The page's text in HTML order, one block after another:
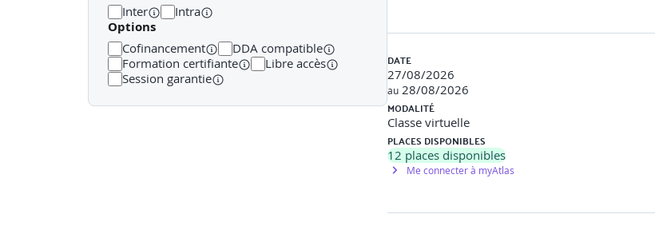
Politiques, chartes et comité de sécurité
Culture sécurité : sensibilisation et exemplarité du management
Budget, arbitrages et priorisation
Réglementations et standards (NIS2, RGPD, ISO 27001, NIST CSF)
Inter Intra
Options
Cofinancement
DDA compatible
Formation certifiante
Libre accès
Session garantie
DATE
27/08/2026
au 28/08/2026
MODALITÉ
Classe virtuelle
PLACES DISPONIBLES
12 places disponibles
Me connecter à myAtlas